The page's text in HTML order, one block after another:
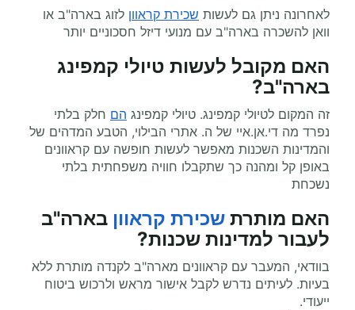
לאחרונה ניתן גם לעשות שכירת קראוון לזוג בארה"ב או
וואן להשכרה בארה"ב עם מנועי דיזל חסכוניים יותר
האם מקובל לעשות טיולי קמפינג
בארה"ב?
זה המקום לטיולי קמפינג. טיולי קמפינג הם חלק בלתי
נפרד מה די.אן.איי של ה. אתרי הבילוי, הטבע המדהים של
והמדינות השכנות מאפשר לעשות חופשה עם קראוונים
באופן קל ומהנה כך שתקבלו חוויה משפחתית בלתי
נשכחת
האם מותרת שכירת קראוון בארה"ב
לעבור למדינות שכנות?
בוודאי, המעבר עם קראוונים מארה"ב לקנדה מותרת ללא
בעיות. לעיתים נדרש לקבל אישור מראש ולרכוש ביטוח
ייעודי.